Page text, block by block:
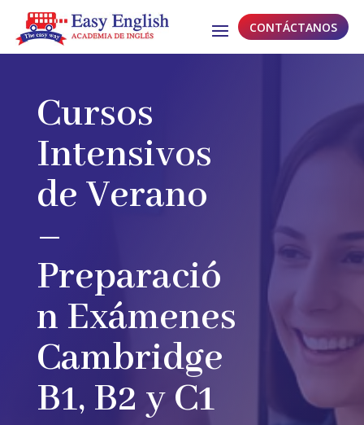
CONTÁCTANOS
Cursos
Intensivos
de Verano
–
Preparació
n Exámenes
Cambridge
B1, B2 y C1